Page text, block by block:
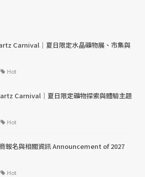
Carnival｜夏日限定水晶礦物展、市集與
Hot
Carnival｜夏日限定礦物探索與體驗主題
Hot
報名與相關資訊 Announcement of 2027
Hot